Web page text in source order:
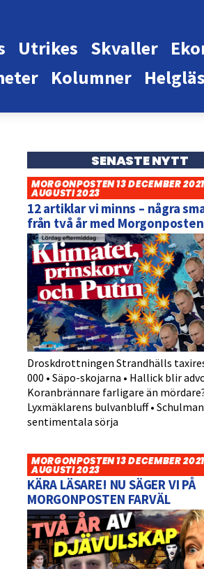
Skvaller
Utrikes
Kolumner
SENASTE NYTT
MORGONPOSTEN 13 DECEMBER
AUGUSTI 2023
12 artiklar vi minns – några
från två år med Morgonposten
Droskdrottningen Strandhälls
000 • Säpo-skojarna • Hallick blir
Koranbrännare farligare än
Lyxmäklarens bulvanbluff •
sentimentala sörja
MORGONPOSTEN 13 DECEMBER
AUGUSTI 2023
KÄRA LÄSARE! NU SÄGER VI PÅ
MORGONPOSTEN FARVÄL